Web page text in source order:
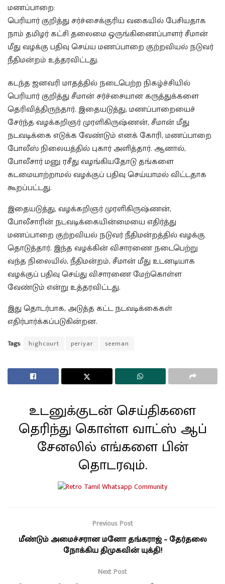
மணப்பாறை:
பெரியார் குறித்து சர்ச்சைக்குரிய வகையில் பேசியதாக
நாம் தமிழர் கட்சி தலைமை ஒருங்கிணைப்பாளர் சீமான்
மீது வழக்கு பதிவு செய்ய மணப்பாறை குற்றவியல் நடுவர்
நீதிமன்றம் உத்தரவிட்டது.
கடந்த ஜனவரி மாதத்தில் நடைபெற்ற நிகழ்ச்சியில்
பெரியார் குறித்து சீமான் சர்ச்சையான கருத்துக்களை
தெரிவித்திருந்தார். இதையடுத்து, மணப்பாறையைச்
சேர்ந்த வழக்கறிஞர் முரளிகிருஷ்ணன், சீமான் மீது
நடவடிக்கை எடுக்க வேண்டும் எனக் கோரி, மணப்பாறை
போலீஸ் நிலையத்தில் புகார் அளித்தார். ஆனால்,
போலீசார் மனு ரசீது வழங்கியதோடு தங்களை
கடமையாற்றாமல் வழக்குப் பதிவு செய்யாமல் விட்டதாக
கூறப்பட்டது.
இதையடுத்து, வழக்கறிஞர் முரளிகிருஷ்ணன்,
போலீசாரின் நடவடிக்கையின்மையை எதிர்த்து
மணப்பாறை குற்றவியல் நடுவர் நீதிமன்றத்தில் வழக்கு
தொடுத்தார். இந்த வழக்கின் விசாரணை நடைபெற்று
வந்த நிலையில், நீதிமன்றம், சீமான் மீது உடனடியாக
வழக்குப் பதிவு செய்து விசாரணை மேற்கொள்ள
வேண்டும் என்று உத்தரவிட்டது.
இது தொடர்பாக, அடுத்த கட்ட நடவடிக்கைகள்
எதிர்பார்க்கப்படுகின்றன.
Tags: highcourt periyar seeman
உடனுக்குடன் செய்திகளை
தெரிந்து கொள்ள வாட்ஸ் ஆப்
சேனலில் எங்களை பின்
தொடரவும்.
Previous Post
மீண்டும் அமைச்சரான மனோ தங்கராஜ் – தேர்தலை
நோக்கிய திமுகவின் யுக்தி!
Next Post